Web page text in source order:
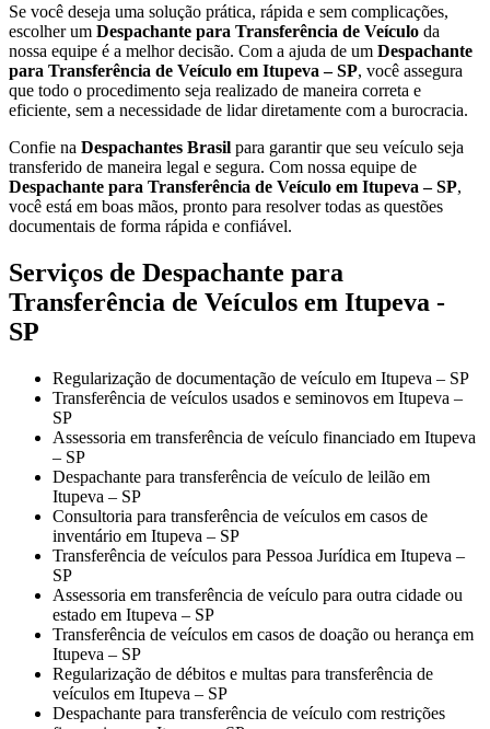
Se você deseja uma solução prática, rápida e sem complicações,
escolher um Despachante para Transferência de Veículo da
nossa equipe é a melhor decisão. Com a ajuda de um Despachante
para Transferência de Veículo em Itupeva – SP, você assegura
que todo o procedimento seja realizado de maneira correta e
eficiente, sem a necessidade de lidar diretamente com a burocracia.
Confie na Despachantes Brasil para garantir que seu veículo seja
transferido de maneira legal e segura. Com nossa equipe de
Despachante para Transferência de Veículo em Itupeva – SP,
você está em boas mãos, pronto para resolver todas as questões
documentais de forma rápida e confiável.
Serviços de Despachante para
Transferência de Veículos em Itupeva -
SP
Regularização de documentação de veículo em Itupeva – SP
Transferência de veículos usados e seminovos em Itupeva –
SP
Assessoria em transferência de veículo financiado em Itupeva
– SP
Despachante para transferência de veículo de leilão em
Itupeva – SP
Consultoria para transferência de veículos em casos de
inventário em Itupeva – SP
Transferência de veículos para Pessoa Jurídica em Itupeva –
SP
Assessoria em transferência de veículo para outra cidade ou
estado em Itupeva – SP
Transferência de veículos em casos de doação ou herança em
Itupeva – SP
Regularização de débitos e multas para transferência de
veículos em Itupeva – SP
Despachante para transferência de veículo com restrições